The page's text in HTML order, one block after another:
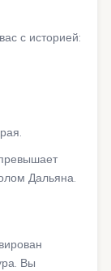
с историей:
Дальяна.
Вы